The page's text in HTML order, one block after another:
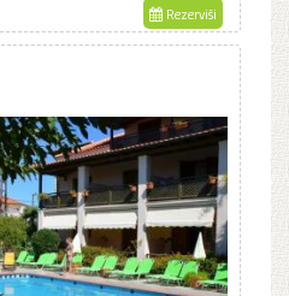
Rezerviši